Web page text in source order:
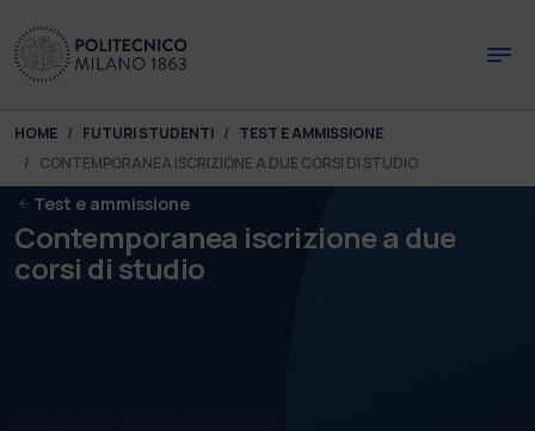
You are here:
HOME FUTURI STUDENTI
TEST E AMMISSIONE
CONTEMPORANEA ISCRIZIONE A DUE CORSI DI STUDIO
Test e ammissione
Contemporanea iscrizione a due
corsi di studio